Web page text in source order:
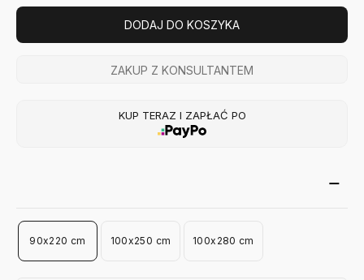
DODAJ DO KOSZYKA
ZAKUP Z KONSULTANTEM
KUP TERAZ I ZAPŁAĆ PO
90x220 cm 100x250 cm 100x280 cm